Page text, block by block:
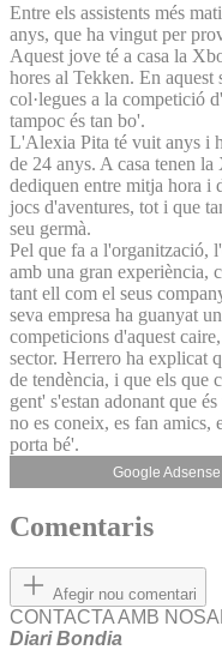
Entre els assistents més
anys, que ha vingut per
Aquest jove té a casa la
hores al Tekken. En aquest
col·legues a la competició
tampoc és tan bo'.
L'Alexia Pita té vuit anys i
de 24 anys. A casa tenen
dediquen entre mitja hora i
jocs d'aventures, tot i que
seu germà.
Pel que fa a l'organització,
amb una gran experiència,
tant ell com el seus
seva empresa ha guanyat
competicions d'aquest
sector. Herrero ha explicat
de tendència, i que els que
gent' s'estan adonant que
no es coneix, es fan amics,
porta bé'.
Google
Comentaris
Afegir nou comentari
CONTACTA AMB
Diari Bondia